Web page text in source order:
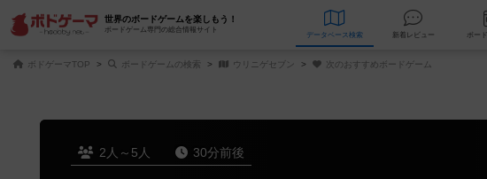
世界のボードゲームを楽しもう！
ボードゲーム専門の総合情報サイト
データベース 検索 新着レビュー
ボドゲーマTOP ボードゲームの検索 ウリニゲセブン 次のおすすめボードゲーム
2人～5人 30分前後